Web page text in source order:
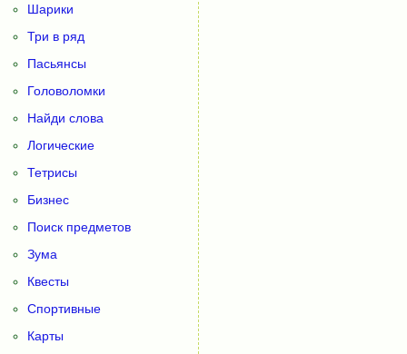
Шарики
Три в ряд
Пасьянсы
Головоломки
Найди слова
Логические
Тетрисы
Бизнес
Поиск предметов
Зума
Квесты
Спортивные
Карты